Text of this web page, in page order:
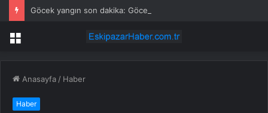
Menü
Anasayfa / Haber
Haber